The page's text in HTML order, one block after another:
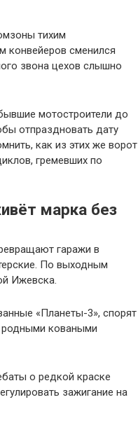
тихим
сменился
звона цехов слышно
мотостроители до
отпраздновать дату
как из этих же ворот
гремевших по
марка без
гаражи в
По выходным
Ижевска.
«Планеты-3», спорят
родными коваными
о редкой краске
зажигание на